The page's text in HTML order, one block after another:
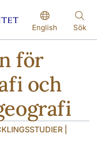
English Sök
för
och
|